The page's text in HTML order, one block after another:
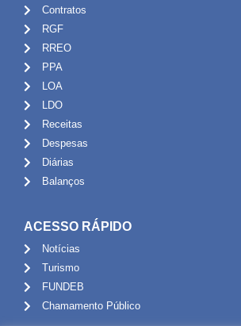
Contratos
RGF
RREO
PPA
LOA
LDO
Receitas
Despesas
Diárias
Balanços
ACESSO RÁPIDO
Notícias
Turismo
FUNDEB
Chamamento Público